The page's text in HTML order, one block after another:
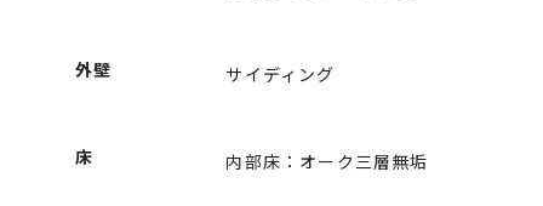
外壁 サイディング
床 内部床：オーク三層無垢